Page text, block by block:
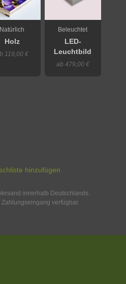
Natürlich
Holz
119,00 €
Beleuchtet
LED-
Leuchtbild
ab 479,00 €
hinzufügen
innerhalb Deutschlands.
verfügbar.